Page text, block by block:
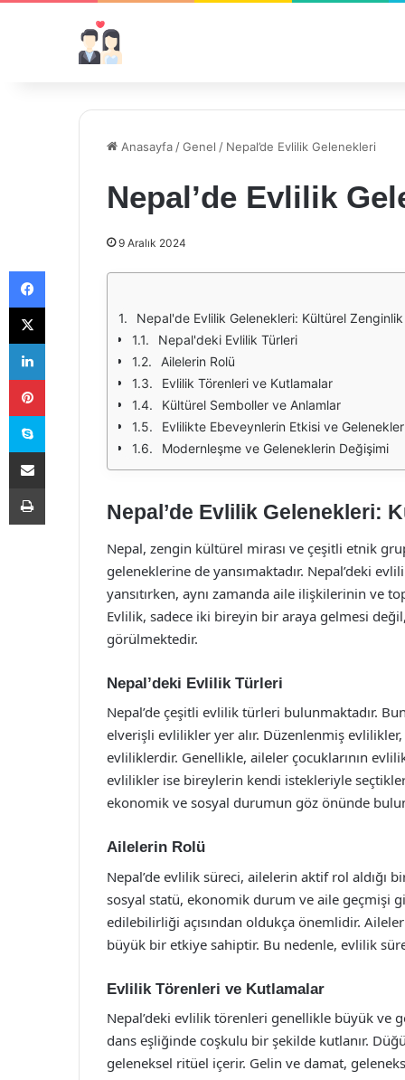
Anasayfa /Genel / Nepal’de Evlilik Gelenekleri
Nepal’de Evlilik
9 Aralık 2024
Nepal'de Evlilik Gelenekleri: Kültürel
Nepal'deki Evlilik Türleri
Ailelerin Rolü
Evlilik Törenleri ve Kutlamalar
Kültürel Semboller ve Anlamlar
Evlilikte Ebeveynlerin Etkisi ve Gelenekler
Modernleşme ve Geleneklerin Değişimi
Nepal’de Evlilik Gelenekleri:
Nepal, zengin kültürel mirası ve çeşitli etnik
geleneklerine de yansımaktadır. Nepal’deki
yansıtırken, aynı zamanda aile ilişkilerinin ve
Evlilik, sadece iki bireyin bir araya gelmesi
görülmektedir.
Nepal’deki Evlilik Türleri
Nepal’de çeşitli evlilik türleri bulunmaktadır.
elverişli evlilikler yer alır. Düzenlenmiş
evliliklerdir. Genellikle, aileler çocuklarının
evlilikler ise bireylerin kendi istekleriyle
ekonomik ve sosyal durumun göz önünde
Ailelerin Rolü
Nepal’de evlilik süreci, ailelerin aktif rol aldığı
sosyal statü, ekonomik durum ve aile geçmişi
edilebilirliği açısından oldukça önemlidir.
büyük bir etkiye sahiptir. Bu nedenle, evlilik
Evlilik Törenleri ve Kutlamalar
Nepal’deki evlilik törenleri genellikle büyük ve
dans eşliğinde coşkulu bir şekilde kutlanır.
geleneksel ritüel içerir. Gelin ve damat,
Facebook
X
LinkedIn
Pinterest
Skype
E-Posta ile paylaş